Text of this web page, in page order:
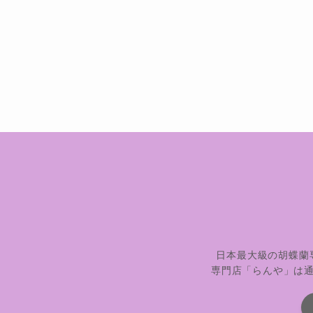
日本最大級の胡蝶
専門店「らんや」は